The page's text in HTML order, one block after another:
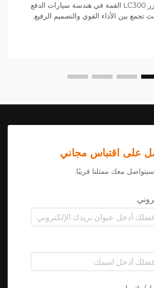
تمثل تويوتا لاند كروزر LC300 القمة في هندسة سيارات الدفع
تجمع بين الأداء القوي والتصميم الرفيع.
واسعة من...
على اقتباس مجاني
سيتواصل معك ممثلنا قريبًا.